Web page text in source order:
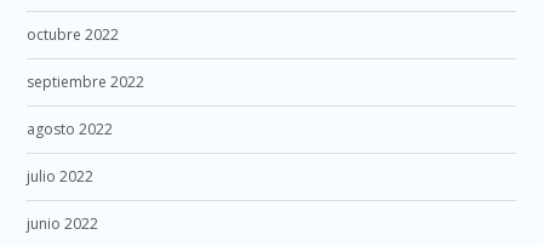
octubre 2022
septiembre 2022
agosto 2022
julio 2022
junio 2022